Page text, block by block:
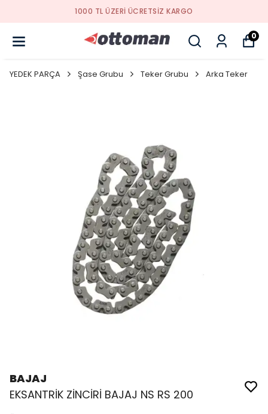
1000 TL ÜZERI ÜCRETSIZ KARGO
0
YEDEK PARÇA Şase Grubu Teker Grubu Arka Teker
BAJAJ
EKSANTRİK ZİNCİRİ BAJAJ NS RS 200